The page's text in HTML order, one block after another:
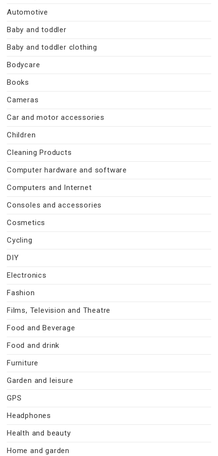
Automotive
Baby and toddler
Baby and toddler clothing
Bodycare
Books
Cameras
Car and motor accessories
Children
Cleaning Products
Computer hardware and software
Computers and Internet
Consoles and accessories
Cosmetics
Cycling
DIY
Electronics
Fashion
Films, Television and Theatre
Food and Beverage
Food and drink
Furniture
Garden and leisure
GPS
Headphones
Health and beauty
Home and garden